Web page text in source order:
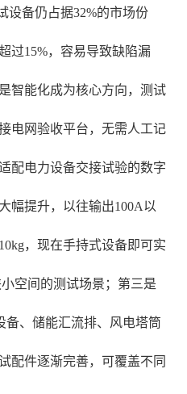
设备仍占据32%的市场份
过15%，容易导致缺陷漏
智能化成为核心方向，测试
电网验收平台，无需人工记
配电力设备交接试验的数字
幅提升，以往输出100A以
，现在手持式设备即可实
空间的测试场景；第三是
备、储能汇流排、风电塔筒
配件逐渐完善，可覆盖不同